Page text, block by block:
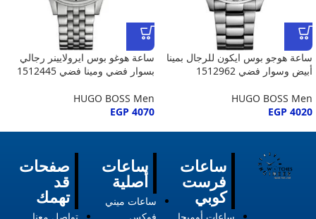
ساعة هوجو بوس ايكون للرجال بمينا
أبيض وسوار فضي 1512962
HUGO BOSS Men
EGP 4020
ساعة هوغو بوس ايرولايينر رجالي
بسوار فضي ومينا فضي 1512445
HUGO BOSS Men
EGP 4070
صفحات
قد
تهمك
ساعات
أصلية
ساعات ميني
ساعات
فرست
كوبي